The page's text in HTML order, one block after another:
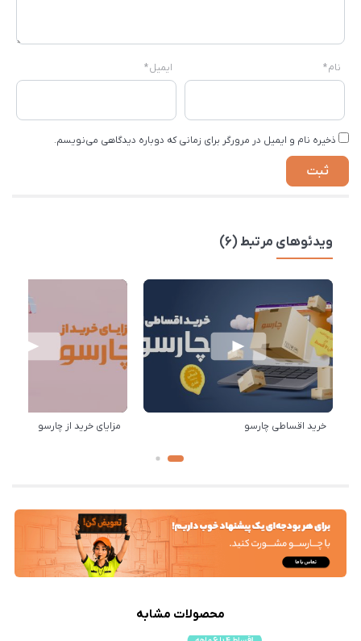
نام* ایمیل*
ذخیره نام و ایمیل در مرورگر برای زمانی که دوباره دیدگاهی می‌نویسم.
ویدئوهای مرتبط (6)
خرید اقساطی چارسو مزایای خرید از چارسو
محصولات مشابه